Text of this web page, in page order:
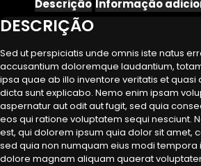
Descrição Informação
DESCRIÇÃO
Sed ut perspiciatis unde omnis iste natus
accusantium doloremque laudantium,
ipsa quae ab illo inventore veritatis et
dicta sunt explicabo. Nemo enim ipsam
aspernatur aut odit aut fugit, sed quia
eos qui ratione voluptatem sequi nesciunt.
est, qui dolorem ipsum quia dolor sit amet,
sed quia non numquam eius modi tempora
dolore magnam aliquam quaerat